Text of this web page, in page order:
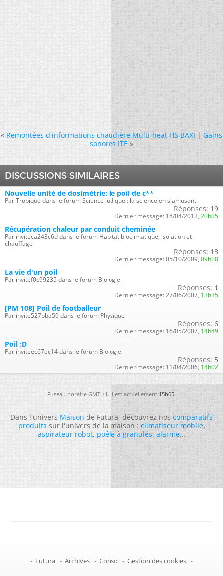
« Remontées d'informations chaudière Multi-heat HS BAXI|Gains
sonores ITE »
DISCUSSIONS SIMILAIRES
Nouvelle unité de dosimétrie: le poil de c**
Par Tropique dans le forum Science ludique : la science en s'amusant
Réponses: 19
Dernier message: 18/04/2012, 20h05
Récupération chaleur par conduit cheminée
Par inviteca243c6d dans le forum Habitat bioclimatique, isolation et
chauffage
Réponses: 13
Dernier message: 05/10/2009, 09h18
La vie d'un poil
Par invitef0c99235 dans le forum Biologie
Réponses: 1
Dernier message: 27/06/2007, 13h35
[PM 108] Poil de footballeur
Par invite527bba59 dans le forum Physique
Réponses: 6
Dernier message: 16/05/2007, 14h49
Poil :D
Par inviteec67ec14 dans le forum Biologie
Réponses: 5
Dernier message: 11/04/2006, 14h02
Fuseau horaire GMT +1. Il est actuellement15h05.
Dans l'universMaisonde Futura, découvrez noscomparatifs
produitssur l'univers de la maison :climatiseur mobile,
aspirateur robot,poêle à granulés,alarme...
- Futura - Archives - Conso - Gestion des cookies -